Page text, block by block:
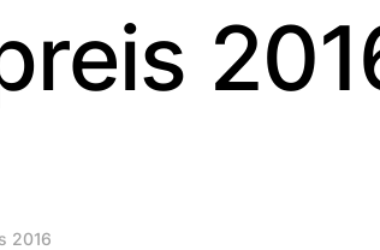
2016